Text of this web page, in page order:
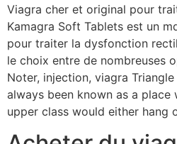
Viagra cher et original pour
Kamagra Soft Tablets est un
pour traiter la dysfonction
le choix entre de nombreuses
Noter, injection, viagra
always been known as a place
upper class would either hang